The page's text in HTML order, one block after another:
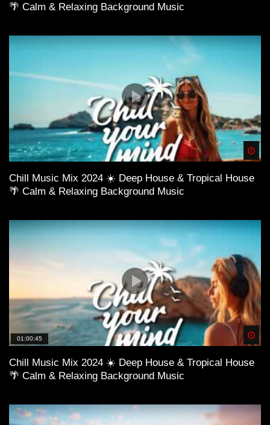
🌴 Calm & Relaxing Background Music
Chill Music Mix 2024 ☀️ Deep House & Tropical House
🌴 Calm & Relaxing Background Music
01:00:45
Chill Music Mix 2024 ☀️ Deep House & Tropical House
🌴 Calm & Relaxing Background Music